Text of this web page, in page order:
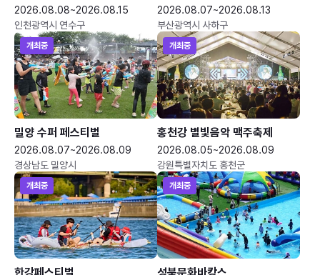
2026.08.08~2026.08.15
인천광역시 연수구
2026.08.07~2026.08.13
부산광역시 사하구
개최중
밀양 수퍼 페스티벌
2026.08.07~2026.08.09
경상남도 밀양시
개최중
홍천강 별빛음악 맥주축제
2026.08.05~2026.08.09
강원특별자치도 홍천군
개최중
한강페스티벌
개최중
성북문화바캉스